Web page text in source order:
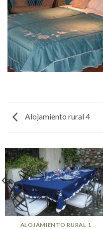
Alojamiento rural 4
ALOJAMIENTO RURAL 1